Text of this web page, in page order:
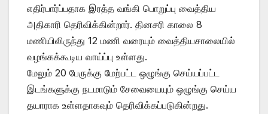
எதிர்பார்ப்பதாக இரத்த வங்கி பொறுப்பு வைத்திய
அதிகாரி தெரிவிக்கின்றார். தினசரி காலை 8
மணியிலிருந்து 12 மணி வரையும் வைத்தியசாலையில்
வழங்கக்கூடிய வாய்ப்பு உள்ளது.
மேலும் 20 பேருக்கு மேற்பட்ட ஒழுங்கு செய்யப்பட்ட
இடங்களுக்கு நடமாடும் சேவையையும் ஒழுங்கு செய்ய
தயாராக உள்ளதாகவும் தெரிவிக்கப்படுகின்றது.